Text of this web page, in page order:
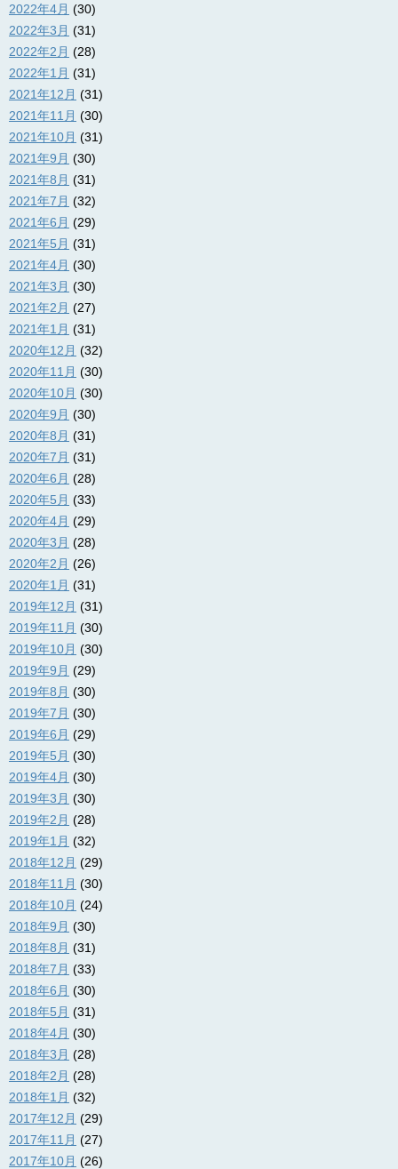
2022年4月 (30)
2022年3月 (31)
2022年2月 (28)
2022年1月 (31)
2021年12月 (31)
2021年11月 (30)
2021年10月 (31)
2021年9月 (30)
2021年8月 (31)
2021年7月 (32)
2021年6月 (29)
2021年5月 (31)
2021年4月 (30)
2021年3月 (30)
2021年2月 (27)
2021年1月 (31)
2020年12月 (32)
2020年11月 (30)
2020年10月 (30)
2020年9月 (30)
2020年8月 (31)
2020年7月 (31)
2020年6月 (28)
2020年5月 (33)
2020年4月 (29)
2020年3月 (28)
2020年2月 (26)
2020年1月 (31)
2019年12月 (31)
2019年11月 (30)
2019年10月 (30)
2019年9月 (29)
2019年8月 (30)
2019年7月 (30)
2019年6月 (29)
2019年5月 (30)
2019年4月 (30)
2019年3月 (30)
2019年2月 (28)
2019年1月 (32)
2018年12月 (29)
2018年11月 (30)
2018年10月 (24)
2018年9月 (30)
2018年8月 (31)
2018年7月 (33)
2018年6月 (30)
2018年5月 (31)
2018年4月 (30)
2018年3月 (28)
2018年2月 (28)
2018年1月 (32)
2017年12月 (29)
2017年11月 (27)
2017年10月 (26)